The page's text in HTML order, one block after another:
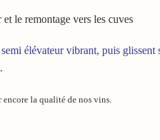
le remontage vers les cuves
élévateur vibrant, puis
la qualité de nos vins.